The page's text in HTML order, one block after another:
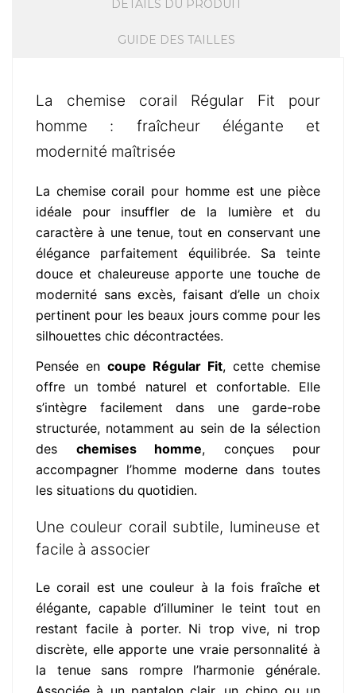
DÉTAILS DU PRODUIT
GUIDE DES TAILLES
La chemise corail Régular Fit pour
homme : fraîcheur élégante et
modernité maîtrisée
La chemise corail pour homme est une pièce
idéale pour insuffler de la lumière et du
caractère à une tenue, tout en conservant une
élégance parfaitement équilibrée. Sa teinte
douce et chaleureuse apporte une touche de
modernité sans excès, faisant d’elle un choix
pertinent pour les beaux jours comme pour les
silhouettes chic décontractées.
Pensée en coupe Régular Fit, cette chemise
offre un tombé naturel et confortable. Elle
s’intègre facilement dans une garde-robe
structurée, notamment au sein de la sélection
des chemises homme, conçues pour
accompagner l’homme moderne dans toutes
les situations du quotidien.
Une couleur corail subtile, lumineuse et
facile à associer
Le corail est une couleur à la fois fraîche et
élégante, capable d’illuminer le teint tout en
restant facile à porter. Ni trop vive, ni trop
discrète, elle apporte une vraie personnalité à
la tenue sans rompre l’harmonie générale.